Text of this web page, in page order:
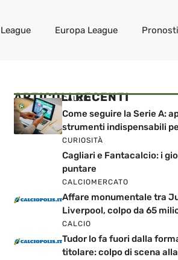
Europa League
ARTICOLI RECENTI
CALCIO
Come seguire la Serie A:
strumenti indispensabili
CURIOSITÀ
Cagliari e Fantacalcio: i
puntare
CALCIOMERCATO
Affare monumentale tra
Liverpool, colpo da 65
CALCIO
Tudor lo fa fuori dalla
titolare: colpo di scena